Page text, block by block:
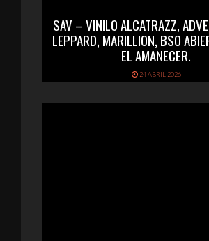
SAV – VINILO ALCATRAZZ,
LEPPARD, MARILLION, BSO
EL AMANECER.
24 ABRIL 2026